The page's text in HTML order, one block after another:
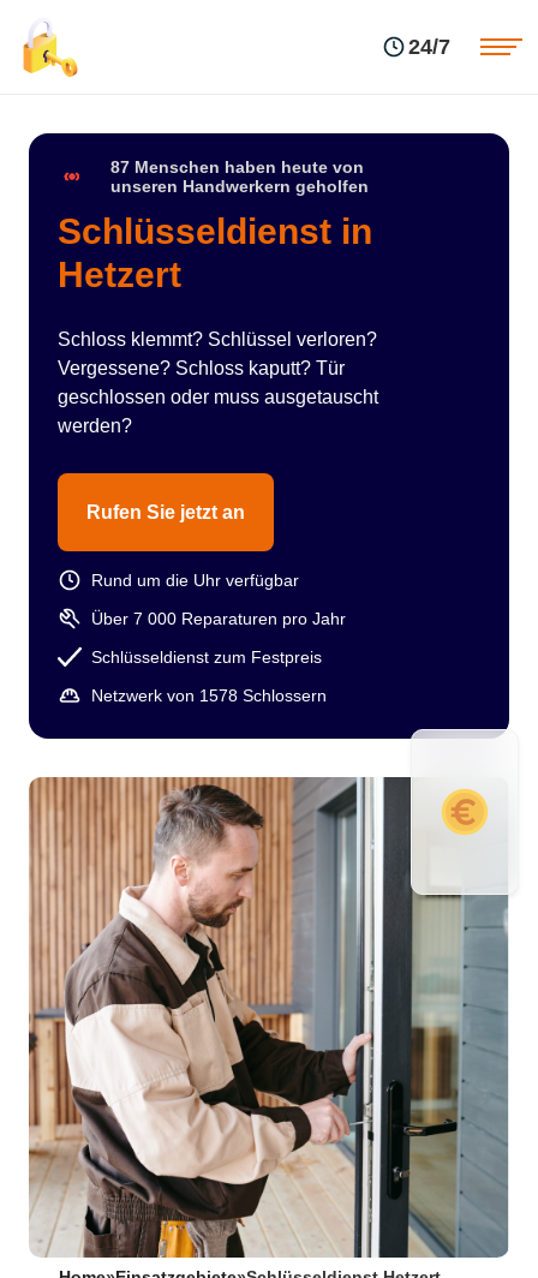
24/7
87 Menschen haben heute von
unseren Handwerkern geholfen
Schlüsseldienst in
Hetzert
Schloss klemmt? Schlüssel verloren?
Vergessene? Schloss kaputt? Tür
geschlossen oder muss ausgetauscht
werden?
Rufen Sie jetzt an
Rund um die Uhr verfügbar
Über 7 000 Reparaturen pro Jahr
Schlüsseldienst zum Festpreis
Netzwerk von 1578 Schlossern